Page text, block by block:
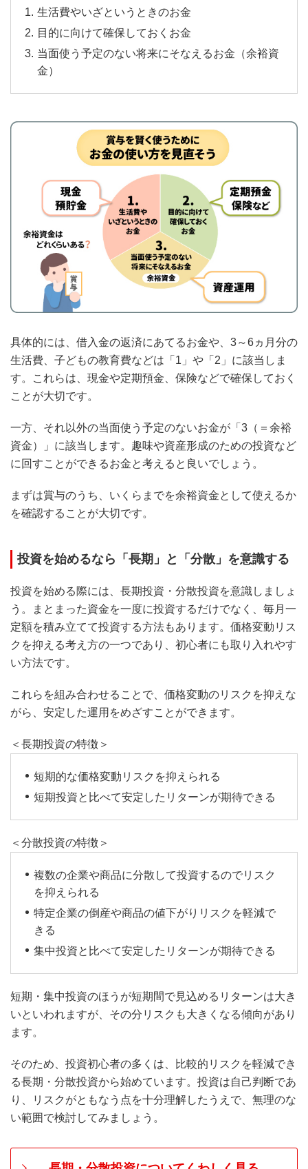
生活費やいざというときのお金
目的に向けて確保しておくお金
当面使う予定のない将来にそなえるお金（余裕資
金）
具体的には、借入金の返済にあてるお金や、3～6ヵ月分の
生活費、子どもの教育費などは「1」や「2」に該当しま
す。これらは、現金や定期預金、保険などで確保しておく
ことが大切です。
一方、それ以外の当面使う予定のないお金が「3（＝余裕
資金）」に該当します。趣味や資産形成のための投資など
に回すことができるお金と考えると良いでしょう。
まずは賞与のうち、いくらまでを余裕資金として使えるか
を確認することが大切です。
投資を始めるなら「長期」と「分散」を意識する
投資を始める際には、長期投資・分散投資を意識しましょ
う。まとまった資金を一度に投資するだけでなく、毎月一
定額を積み立てて投資する方法もあります。価格変動リス
クを抑える考え方の一つであり、初心者にも取り入れやす
い方法です。
これらを組み合わせることで、価格変動のリスクを抑えな
がら、安定した運用をめざすことができます。
＜長期投資の特徴＞
短期的な価格変動リスクを抑えられる
短期投資と比べて安定したリターンが期待できる
＜分散投資の特徴＞
複数の企業や商品に分散して投資するのでリスク
を抑えられる
特定企業の倒産や商品の値下がりリスクを軽減で
きる
集中投資と比べて安定したリターンが期待できる
短期・集中投資のほうが短期間で見込めるリターンは大き
いといわれますが、その分リスクも大きくなる傾向があり
ます。
そのため、投資初心者の多くは、比較的リスクを軽減でき
る長期・分散投資から始めています。投資は自己判断であ
り、リスクがともなう点を十分理解したうえで、無理のな
い範囲で検討してみましょう。